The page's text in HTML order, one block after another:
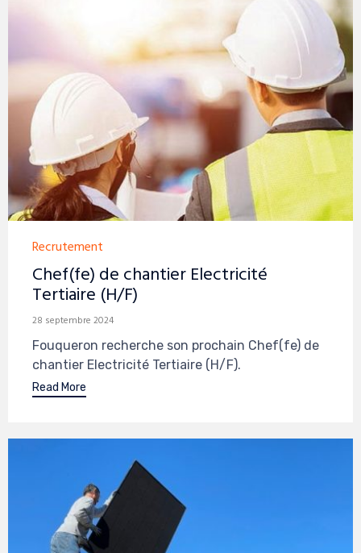
Category
Recrutement
Chef(fe) de chantier Electricité
Tertiaire (H/F)
28 septembre 2024
Fouqueron recherche son prochain Chef(fe) de
chantier Electricité Tertiaire (H/F).
Read More